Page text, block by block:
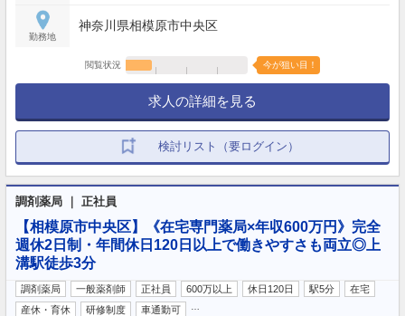
勤務地
神奈川県相模原市中央区
閲覧状況 今が狙い目！
求人の詳細を見る
検討リスト（要ログイン）
調剤薬局 ｜ 正社員
【相模原市中央区】《在宅専門薬局×年収600万円》完全
週休2日制・年間休日120日以上で働きやすさも両立◎上
溝駅徒歩3分
調剤薬局 一般薬剤師 正社員 600万以上 休日120日 駅5分
在宅
産休・育休
研修制度 車通勤可